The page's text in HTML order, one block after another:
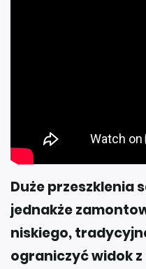
Duże przeszklenia
jednakże
niskiego,
ograniczyć widok